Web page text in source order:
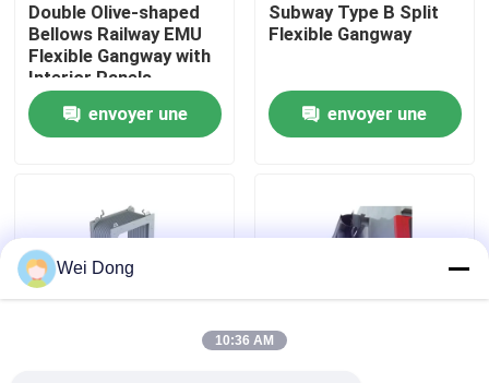
Contrôle de la qualité
Nous contacter
Les affaires
Le blog
Double Olive-shaped
Bellows Railway EMU
Flexible Gangway with
Interior Panels
envoyer une
Subway Type B Split
Flexible Gangway
envoyer une
Wei Dong
10:36 AM